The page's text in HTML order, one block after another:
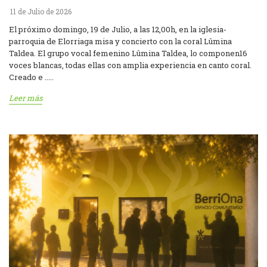
11 de Julio de 2026
El próximo domingo, 19 de Julio, a las 12,00h, en la iglesia-
parroquia de Elorriaga misa y concierto con la coral Lûmina
Taldea. El grupo vocal femenino Lûmina Taldea, lo componen16
voces blancas, todas ellas con amplia experiencia en canto coral.
Creado e .....
Leer más